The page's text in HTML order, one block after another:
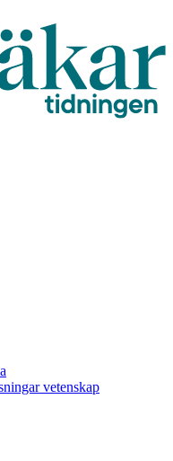
vetenskap